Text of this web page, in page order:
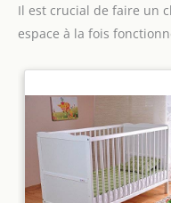
Il est crucial de faire un
espace à la fois